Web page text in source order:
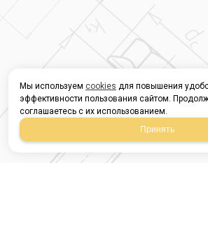
Мы используем cookies для повышения
эффективности пользования сайтом.
соглашаетесь с их использованием.
Принять